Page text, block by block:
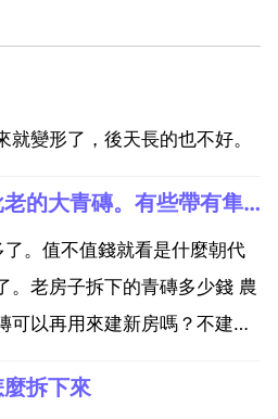
變形了，後天長的也不好。
老房子上拆下來一批老的大青磚。有些帶有隼孔的，請教一下，值錢
。值不值錢就看是什麼朝代
。老房子拆下的青磚多少錢 農
可以再用來建新房嗎？不建議
要的，舊磚用是可以，住人
拆下來